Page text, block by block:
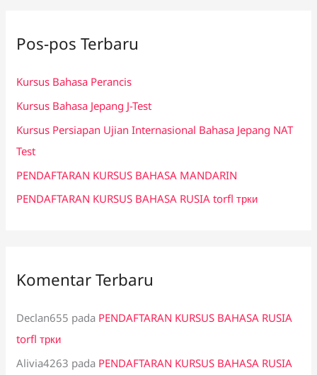
u
t
u
k
:
Pos-pos Terbaru
Kursus Bahasa Perancis
Kursus Bahasa Jepang J-Test
Kursus Persiapan Ujian Internasional Bahasa Jepang NAT
Test
PENDAFTARAN KURSUS BAHASA MANDARIN
PENDAFTARAN KURSUS BAHASA RUSIA torfl трки
Komentar Terbaru
Declan655 pada PENDAFTARAN KURSUS BAHASA RUSIA
torfl трки
Alivia4263 pada PENDAFTARAN KURSUS BAHASA RUSIA